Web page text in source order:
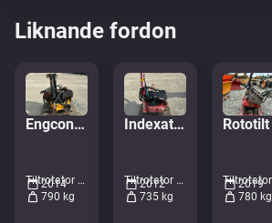
Liknande fordon
Engcon Tiltrotator EC226
Tiltrotator • M998-7760
2014
790 kg
Indexator RT80 S70
Tiltrotator • M085-9492
2012
735 kg
2019
780 kg